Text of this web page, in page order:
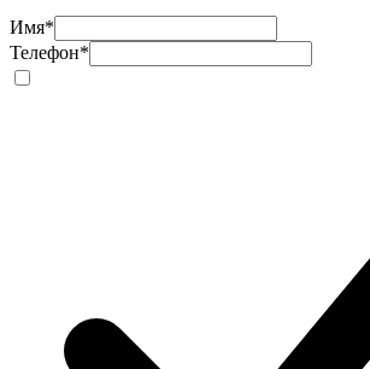
Имя*
Телефон*